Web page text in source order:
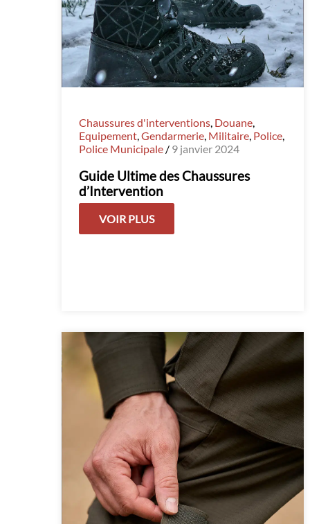
Chaussures d'interventions, Douane,
Equipement,Gendarmerie, Militaire, Police,
Police Municipale / 9 janvier 2024
Guide Ultime des Chaussures
d’Intervention
VOIR PLUS